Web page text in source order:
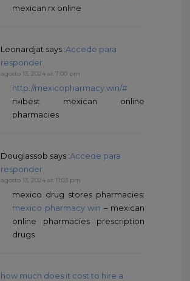
mexican rx online
Leonardjat says :Accede para
responder
agosto 13, 2024 at 7:00 pm
http://mexicopharmacy.win/#
п»їbest mexican online
pharmacies
Douglassob says :Accede para
responder
agosto 13, 2024 at 11:03 pm
mexico drug stores pharmacies:
mexico pharmacy win – mexican
online pharmacies prescription
drugs
how much does it cost to hire a